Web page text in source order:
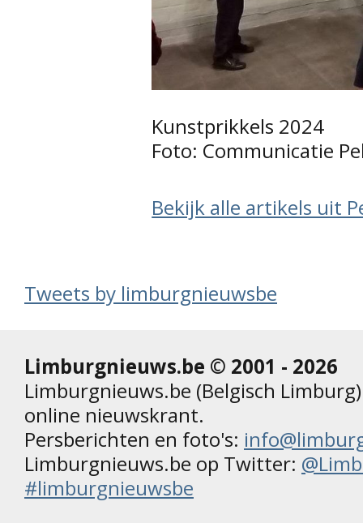
Kunstprikkels 2024
Foto: Communicatie
Bekijk alle artikels uit
Tweets by limburgnieuwsbe
Limburgnieuws.be © 2001 - 2026
Limburgnieuws.be (Belgisch
online nieuwskrant.
Persberichten en foto's:
Limburgnieuws.be op Twitter:
#limburgnieuwsbe